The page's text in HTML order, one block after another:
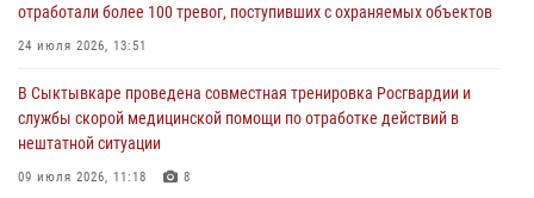
В Санкт-Петербурге прошел окружной этап ежегодного
Всероссийского конкурса профессионального мастерства среди
28 июля 2026, 15:09 12
отработали более 100 тревог, поступивших с охраняемых объектов
24 июля 2026, 13:51
В Сыктывкаре проведена совместная тренировка Росгвардии и
службы скорой медицинской помощи по отработке действий в
нештатной ситуации
09 июля 2026, 11:18 8